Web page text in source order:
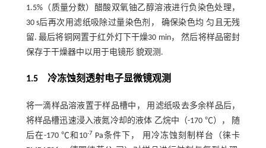
1.5%（质量分数）醋酸双氧铀乙醇溶液进行负染色处理，
30 s后再次用滤纸吸除过量染色剂， 确保染色均 匀且无残
留. 最后将铜网置于红外灯下干燥30 min， 然后将样品密封
保存于干燥器中以用于电镜形 貌观测.
1.5 冷冻蚀刻透射电子显微镜观测
将一滴样品溶液置于样品槽中， 用滤纸吸去多余样品后，
将样品槽迅速浸入液氮冷却的液体 乙烷中（-170 ℃）， 随
后在-170 ℃和10-7 Pa条件下， 用冷冻蚀刻制样台（徕卡